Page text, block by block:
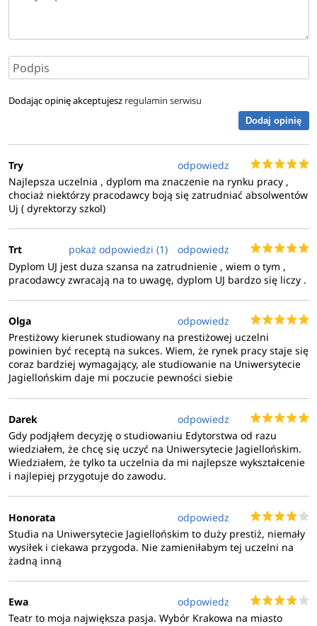
działalności kulturowej (sztuki plastyczne, film, muzyka), a
także z innymi dziełami współczesnej humanistyki. Dzięki
temu są cenionymi pracownikami licznych organizacji i
redakcji czasopism, blogów poświęconych literaturze i
okołoteatralne, przez wytwórnie filmowe, stacje radiowe i
telewizyjne, firmy produkujące gry wideo, agencje
reklamowe i promocyjne. Pełnią rolę redaktorów
merytorycznych i stylistycznych, znakomicie sprawdzają się
jako animatorzy artystyczni w instytucjach publicznych
działających w sferze kultury.
Podstawą kwalifikacji jest średnia ze studiów I stopnia oraz
egzaminu dyplomowego. Każda z osób kandydujących
składa również własny oryginalny tekst o objętości 5–10
stron, który stanowi dodatkowy czynnik kwalifikacyjny.
Studia prowadzone są pod opieką Katedry Kultury
Literackiej Pogranicza Wydziału Polonistyki Uniwersytetu
Jagiellońskiego, a po szczegółowe informacje prosimy
Sekretariat studencki WP UJ
ul. Gołębia 16, pok. 43
dorota.chmielnicka@uj.edu.pl
Dodając opinię akceptujesz regulamin serwisu
Dodaj opinię
Try
odpowiedz
Najlepsza uczelnia , dyplom ma znaczenie na rynku pracy ,
chociaż niektórzy pracodawcy boją się zatrudniać absolwentów
Uj ( dyrektorzy szkol)
Trt odpowiedz
pokaż odpowiedzi (1)
Dyplom UJ jest duza szansa na zatrudnienie , wiem o tym ,
pracodawcy zwracają na to uwagę, dyplom UJ bardzo się liczy .
Olga
odpowiedz
Prestiżowy kierunek studiowany na prestiżowej uczelni
powinien być receptą na sukces. Wiem, że rynek pracy staje się
coraz bardziej wymagający, ale studiowanie na Uniwersytecie
Jagiellońskim daje mi poczucie pewności siebie
Darek
odpowiedz
Gdy podjąłem decyzję o studiowaniu Edytorstwa od razu
wiedziałem, że chcę się uczyć na Uniwersytecie Jagiellońskim.
Wiedziałem, że tylko ta uczelnia da mi najlepsze wykształcenie
i najlepiej przygotuje do zawodu.
Honorata
odpowiedz
Studia na Uniwersytecie Jagiellońskim to duży prestiż, niemały
wysiłek i ciekawa przygoda. Nie zamieniłabym tej uczelni na
żadną inną
Ewa
odpowiedz
Teatr to moja największa pasja. Wybór Krakowa na miasto